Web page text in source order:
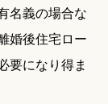
名義の場合な
婚後住宅ロー
要になり得ま